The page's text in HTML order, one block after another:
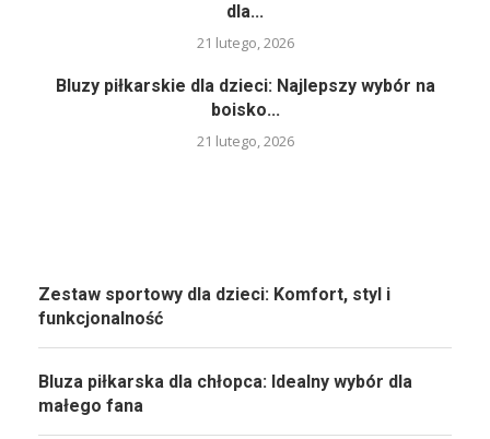
dla...
21 lutego, 2026
Bluzy piłkarskie dla dzieci: Najlepszy wybór na
boisko...
21 lutego, 2026
Zestaw sportowy dla dzieci: Komfort, styl i
funkcjonalność
Bluza piłkarska dla chłopca: Idealny wybór dla
małego fana